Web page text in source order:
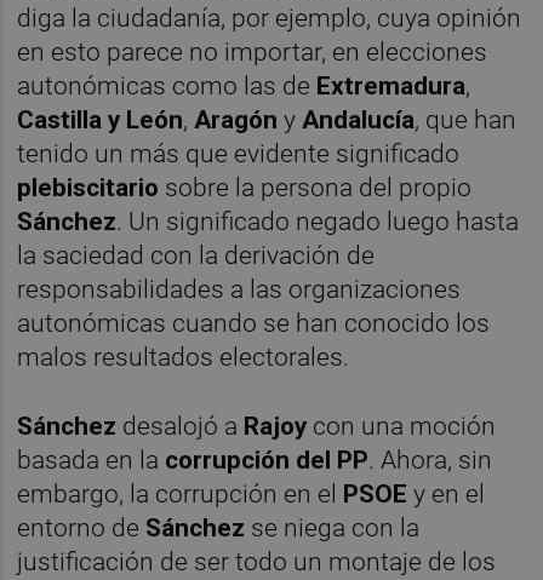
diga la ciudadanía, por ejemplo, cuya opinión
en esto parece no importar, en elecciones
autonómicas como las de Extremadura,
Castilla y León,Aragón yAndalucía, que han
tenido un más que evidente significado
plebiscitario sobre la persona del propio
Sánchez. Un significado negado luego hasta
la saciedad con la derivación de
responsabilidades a las organizaciones
autonómicas cuando se han conocido los
malos resultados electorales.
Sánchez desalojó a Rajoy con una moción
basada en la corrupción del PP. Ahora, sin
embargo, la corrupción en el PSOE y en el
entorno de Sánchez se niega con la
justificación de ser todo un montaje de los